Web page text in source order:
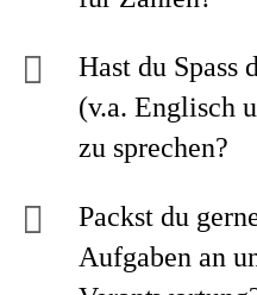
Hast du Spass
(v.a. Englisch
zu sprechen?
Packst du
Aufgaben an